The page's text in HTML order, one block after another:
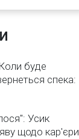
буде
спека:
Усик
щодо кар'єри